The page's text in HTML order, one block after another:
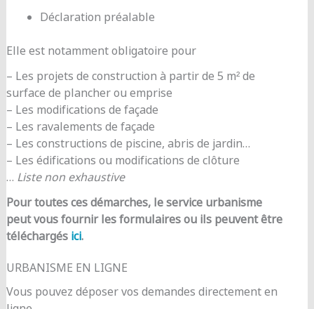
Déclaration préalable
Elle est notamment obligatoire pour
– Les projets de construction à partir de 5 m² de
surface de plancher ou emprise
– Les modifications de façade
– Les ravalements de façade
– Les constructions de piscine, abris de jardin…
– Les édifications ou modifications de clôture
… Liste non exhaustive
Pour toutes ces démarches, le service urbanisme
peut vous fournir les formulaires ou ils peuvent être
téléchargés ici.
URBANISME EN LIGNE
Vous pouvez déposer vos demandes directement en